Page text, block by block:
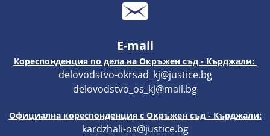
E-mail
Кореспонденция по дела на Окръжен съд - Кърджали:
delovodstvo-okrsad_kj@justice.bg
delovodstvo_os_kj@mail.bg
Официална кореспонденция с Окръжен съд - Кърджали:
kardzhali-os@justice.bg